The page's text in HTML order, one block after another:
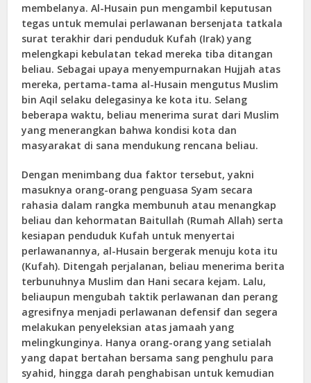
membelanya. Al-Husain pun mengambil keputusan
tegas untuk memulai perlawanan bersenjata tatkala
surat terakhir dari penduduk Kufah (Irak) yang
melengkapi kebulatan tekad mereka tiba ditangan
beliau. Sebagai upaya menyempurnakan Hujjah atas
mereka, pertama-tama al-Husain mengutus Muslim
bin Aqil selaku delegasinya ke kota itu. Selang
beberapa waktu, beliau menerima surat dari Muslim
yang menerangkan bahwa kondisi kota dan
masyarakat di sana mendukung rencana beliau.
Dengan menimbang dua faktor tersebut, yakni
masuknya orang-orang penguasa Syam secara
rahasia dalam rangka membunuh atau menangkap
beliau dan kehormatan Baitullah (Rumah Allah) serta
kesiapan penduduk Kufah untuk menyertai
perlawanannya, al-Husain bergerak menuju kota itu
(Kufah). Ditengah perjalanan, beliau menerima berita
terbunuhnya Muslim dan Hani secara kejam. Lalu,
beliaupun mengubah taktik perlawanan dan perang
agresifnya menjadi perlawanan defensif dan segera
melakukan penyeleksian atas jamaah yang
melingkunginya. Hanya orang-orang yang setialah
yang dapat bertahan bersama sang penghulu para
syahid, hingga darah penghabisan untuk kemudian